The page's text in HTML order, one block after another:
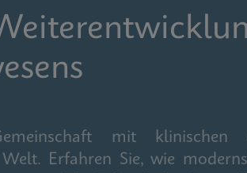
mit klinischen
Erfahren Sie, wie